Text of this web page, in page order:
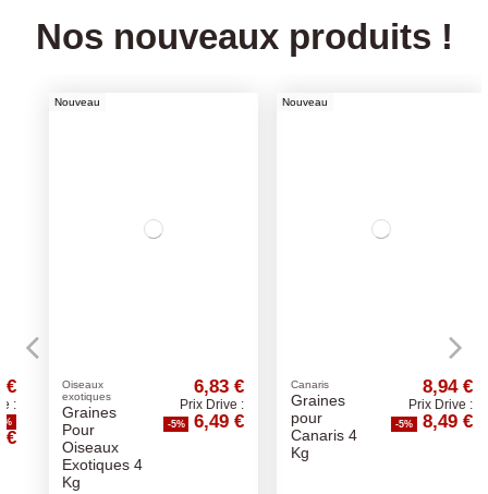
Nos nouveaux produits !
Nouveau
Oiseaux
exotiques
Graines
Pour
Oiseaux
Exotiques 4
6,83 €
Prix Drive :
6,49 €
Nouveau
Canaris
Graines
pour
Canaris 4
8,94 €
Prix Drive :
8,49 €